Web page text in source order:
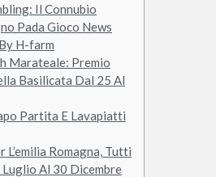
Il Connubio
Pada Gioco News
H-farm
Marateale: Premio
Basilicata Dal 25 Al
Partita E Lavapiatti
Romagna, Tutti
Al 30 Dicembre